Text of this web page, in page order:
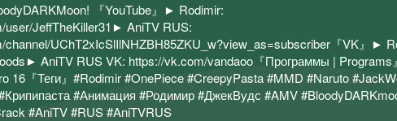
『YouTube』► Rodimir:
user/JeffTheKiller31► AniTV RUS:
channel/UChT2xIcSlIlNHZBH85ZKU_w?view_as=subscriber『VK』►
AniTV RUS VK: https://vk.com/vandaoo『Программы |
16『Теги』#Rodimir #OnePiece #CreepyPasta #MMD #Naruto
#Анимация #Родимир #ДжекВудс #AMV
#AniTV #RUS #AniTVRUS